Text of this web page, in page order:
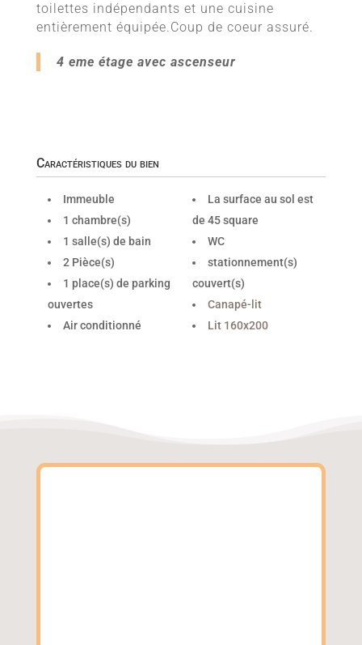
toilettes indépendants et une cuisine
entièrement équipée.Coup de coeur assuré.
4 eme étage avec ascenseur
Caractéristiques du bien
Immeuble
1 chambre(s)
1 salle(s) de bain
2 Pièce(s)
1 place(s) de parking
ouvertes
Air conditionné
La surface au sol est
de 45 square
WC
stationnement(s)
couvert(s)
Canapé-lit
Lit 160x200